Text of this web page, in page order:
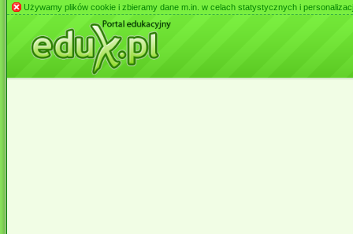
Używamy plików cookie i zbieramy dane m.in. w celach statystycznych i